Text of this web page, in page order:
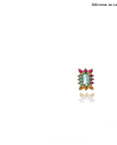
Adicionar ao